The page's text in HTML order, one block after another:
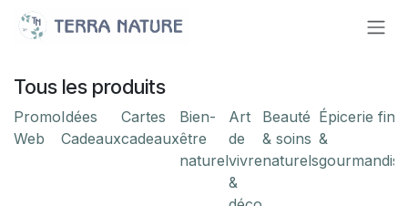
Se rendre au contenu
Tous les produits
Promo
Web
Idées‎
Cadeaux‎
Cartes
cadeaux
Bien-
être
naturel
Art
de
vivre
&
Beauté
& soins
naturels
Épicerie fine
&